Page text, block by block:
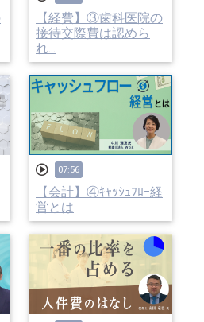
【経費】③歯科医院の
接待交際費は認めら
れ...
07:56
【会計】④ｷｬｯｼｭﾌﾛｰ経
営とは